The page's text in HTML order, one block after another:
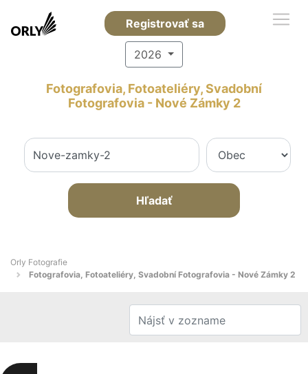
Registrovať sa
2026
Fotografovia, Fotoateliéry, Svadobní
Fotografovia - Nové Zámky 2
Hľadať
Orly Fotografie
Fotografovia, Fotoateliéry, Svadobní Fotografovia - Nové Zámky 2